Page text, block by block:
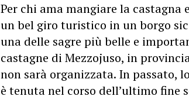
Per chi ama mangiare la castagna
un bel giro turistico in un borgo
una delle sagre più belle e
castagne di Mezzojuso, in
non sarà organizzata. In passato,
è tenuta nel corso dell’ultimo fine